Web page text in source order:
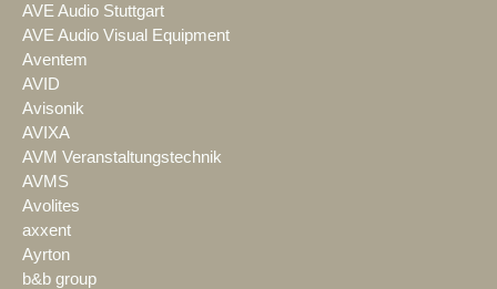
AVE Audio Stuttgart
AVE Audio Visual Equipment
Aventem
AVID
Avisonik
AVIXA
AVM Veranstaltungstechnik
AVMS
Avolites
axxent
Ayrton
b&b group